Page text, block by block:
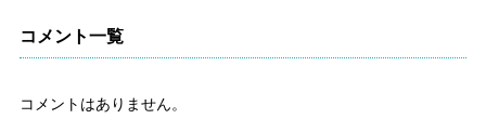
コメント一覧
コメントはありません。